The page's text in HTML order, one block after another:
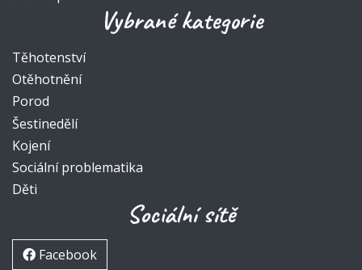
Vybrané kategorie
Těhotenství
Otěhotnění
Porod
Šestinedělí
Kojení
Sociální problematika
Děti
Sociální sítě
Facebook